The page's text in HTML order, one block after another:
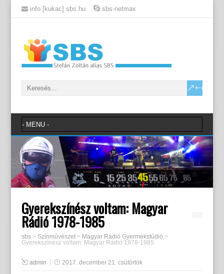
info [kukac] sbs.hu sbs-netmax
Gyerekszínész voltam: Magyar
Rádió 1978-1985
sbs> Színművészet> Magyar Rádió Gyermekstúdió >
Gyerekszínész voltam: Magyar Rádió 1978-1985
admin 2017. december 21. csütörtök